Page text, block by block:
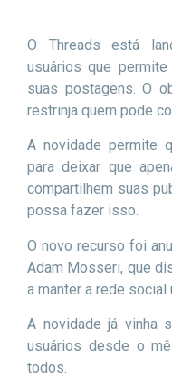
O Threads está
usuários que
suas postagens. O
restrinja quem pode
A novidade permite
para deixar que
compartilhem suas
possa fazer isso.
O novo recurso foi
Adam Mosseri, que
a manter a rede social
A novidade já vinha
usuários desde o
todos.